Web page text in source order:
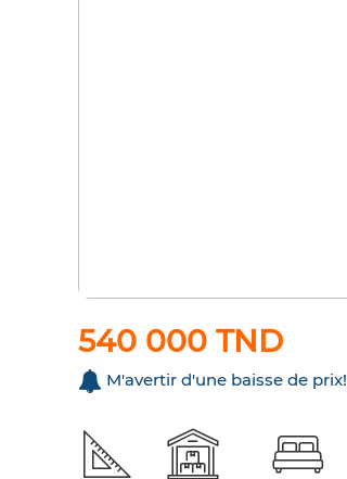
540 000 TND
M'avertir d'une baisse de prix!